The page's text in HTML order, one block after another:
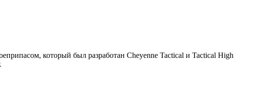
который был разработан Cheyenne Tactical и Tactical High